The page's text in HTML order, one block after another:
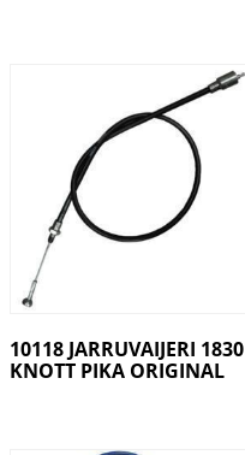
10118 JARRUVAIJERI 1830
KNOTT PIKA ORIGINAL